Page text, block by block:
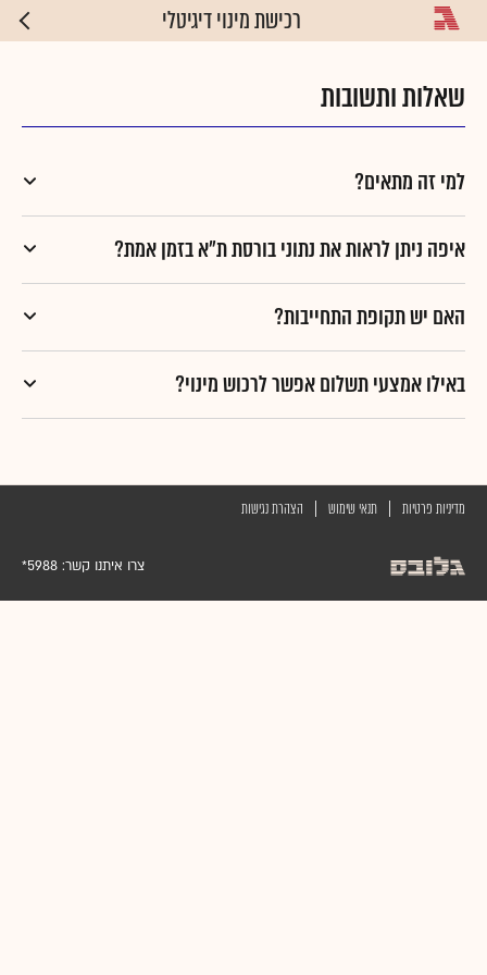
רכישת מינוי דיגיטלי
שאלות ותשובות
למי זה מתאים?
איפה ניתן לראות את נתוני בורסת ת״א בזמן אמת?
האם יש תקופת התחייבות?
באילו אמצעי תשלום אפשר לרכוש מינוי?
מדיניות פרטיות | תנאי שימוש | הצהרת נגישות
צרו איתנו קשר: 5988*